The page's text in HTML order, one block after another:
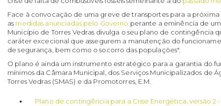
Face à convocação de uma greve de transportes para a
as medidas anunciadas pelo Governo perante a eminência de
Município de Torres Vedras divulga o seu plano de contingência
caráter excecional que assegurem a manutenção do
de segurança, bem como o socorro das populações".
O plano é ainda um instrumento estratégico para a garantia do
mínimos da Câmara Municipal, dos Serviços Municipalizados de
Torres Vedras (SMAS) e da Promotorres, E.M.
Plano de contingência para a Crise Energética, versão 2